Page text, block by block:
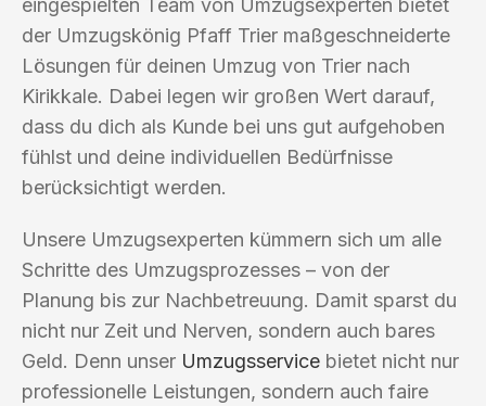
eingespielten Team von Umzugsexperten bietet
der Umzugskönig Pfaff Trier maßgeschneiderte
Lösungen für deinen Umzug von Trier nach
Kirikkale. Dabei legen wir großen Wert darauf,
dass du dich als Kunde bei uns gut aufgehoben
fühlst und deine individuellen Bedürfnisse
berücksichtigt werden.
Unsere Umzugsexperten kümmern sich um alle
Schritte des Umzugsprozesses – von der
Planung bis zur Nachbetreuung. Damit sparst du
nicht nur Zeit und Nerven, sondern auch bares
Geld. Denn unser Umzugsservice bietet nicht nur
professionelle Leistungen, sondern auch faire